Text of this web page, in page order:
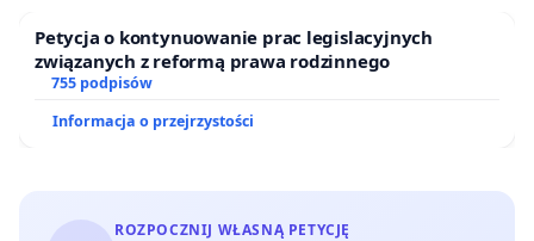
Petycja o kontynuowanie prac legislacyjnych
związanych z reformą prawa rodzinnego
755 podpisów
Informacja o przejrzystości
ROZPOCZNIJ WŁASNĄ PETYCJĘ